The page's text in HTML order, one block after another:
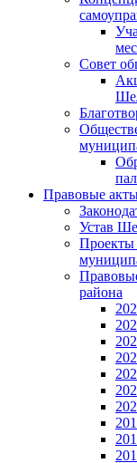
Совет
Правовые
Устав
Проекты
района